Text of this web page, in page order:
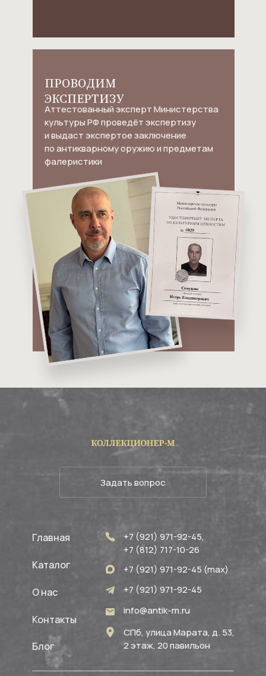
ПРОВОДИМ
ЭКСПЕРТИЗУ
Аттестованный эксперт Министерства
культуры РФ проведёт экспертизу
и выдаст экспертое заключение
по антикварному оружию и предметам
фалеристики
info@antik-m.ru
СПб, улица Марата, д. 53,
2 этаж, 20 павильон
+7 (921) 971-92-45
+7 (921) 971-92-45 (max)
+7 (921) 971-92-45,
+7 (812) 717-10-26
Задать вопрос
Блог
Контакты
О нас
Каталог
Главная